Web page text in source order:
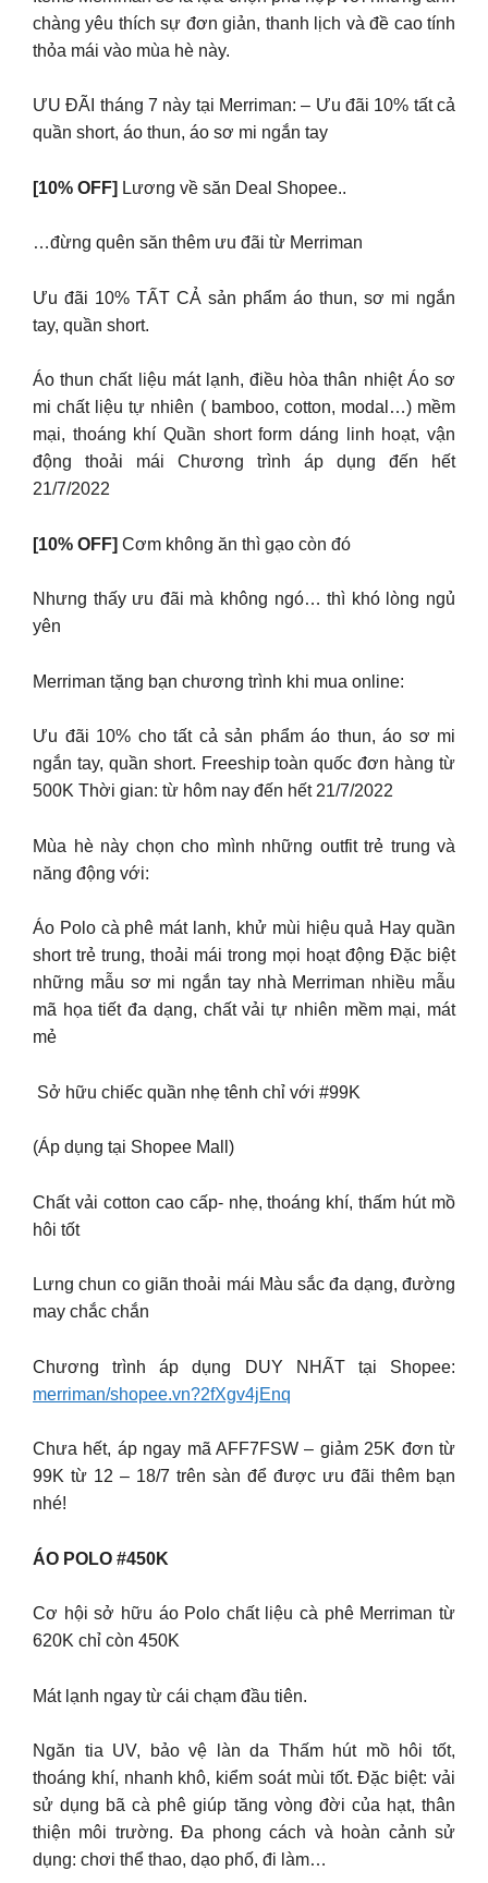
chàng yêu thích sự đơn giản, thanh lịch và đề cao tính
thỏa mái vào mùa hè này.
ƯU ĐÃI tháng 7 này tại Merriman: – Ưu đãi 10% tất cả
quần short, áo thun, áo sơ mi ngắn tay
[10% OFF] Lương về săn Deal Shopee..
…đừng quên săn thêm ưu đãi từ Merriman
Ưu đãi 10% TẤT CẢ sản phẩm áo thun, sơ mi ngắn
tay, quần short.
Áo thun chất liệu mát lạnh, điều hòa thân nhiệt Áo sơ
mi chất liệu tự nhiên ( bamboo, cotton, modal…) mềm
mại, thoáng khí Quần short form dáng linh hoạt, vận
động thoải mái Chương trình áp dụng đến hết
21/7/2022
[10% OFF] Cơm không ăn thì gạo còn đó
Nhưng thấy ưu đãi mà không ngó… thì khó lòng ngủ
yên
Merriman tặng bạn chương trình khi mua online:
Ưu đãi 10% cho tất cả sản phẩm áo thun, áo sơ mi
ngắn tay, quần short. Freeship toàn quốc đơn hàng từ
500K Thời gian: từ hôm nay đến hết 21/7/2022
Mùa hè này chọn cho mình những outfit trẻ trung và
năng động với:
Áo Polo cà phê mát lanh, khử mùi hiệu quả Hay quần
short trẻ trung, thoải mái trong mọi hoạt động Đặc biệt
những mẫu sơ mi ngắn tay nhà Merriman nhiều mẫu
mã họa tiết đa dạng, chất vải tự nhiên mềm mại, mát
mẻ
Sở hữu chiếc quần nhẹ tênh chỉ với #99K
(Áp dụng tại Shopee Mall)
Chất vải cotton cao cấp- nhẹ, thoáng khí, thấm hút mồ
hôi tốt
Lưng chun co giãn thoải mái Màu sắc đa dạng, đường
may chắc chắn
Chương trình áp dụng DUY NHẤT tại Shopee:
merriman/shopee.vn?2fXgv4jEnq
Chưa hết, áp ngay mã AFF7FSW – giảm 25K đơn từ
99K từ 12 – 18/7 trên sàn để được ưu đãi thêm bạn
nhé!
ÁO POLO #450K
Cơ hội sở hữu áo Polo chất liệu cà phê Merriman từ
620K chỉ còn 450K
Mát lạnh ngay từ cái chạm đầu tiên.
Ngăn tia UV, bảo vệ làn da Thấm hút mồ hôi tốt,
thoáng khí, nhanh khô, kiểm soát mùi tốt. Đặc biệt: vải
sử dụng bã cà phê giúp tăng vòng đời của hạt, thân
thiện môi trường. Đa phong cách và hoàn cảnh sử
dụng: chơi thể thao, dạo phố, đi làm…